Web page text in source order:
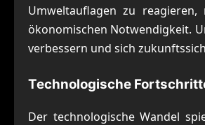
Umweltauflagen zu
ökonomischen Notwendigkeit.
verbessern und sich
Technologische
Der technologische Wandel